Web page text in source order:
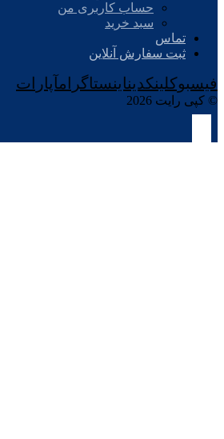
حساب کاربری من
سبد خرید
تماس
ثبت سفارش آنلاین
فیسبوکلینکدیناینستاگرامآپارات
© کپی رایت 2026